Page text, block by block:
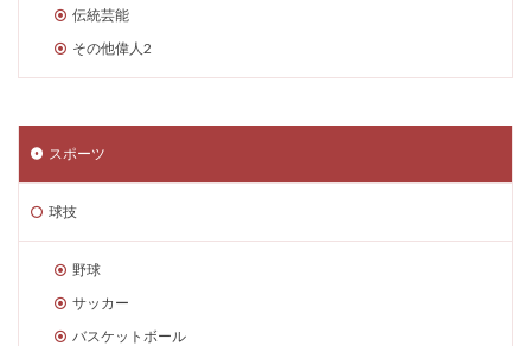
伝統芸能
その他偉人2
スポーツ
球技
野球
サッカー
バスケットボール